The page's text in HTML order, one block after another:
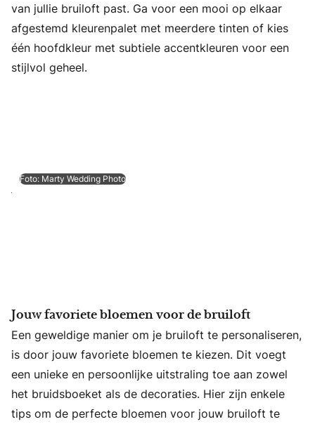
van jullie bruiloft past. Ga voor een mooi op elkaar
afgestemd kleurenpalet met meerdere tinten of kies
één hoofdkleur met subtiele accentkleuren voor een
stijlvol geheel.
Foto: Marty Wedding Photo
Jouw favoriete bloemen voor de bruiloft
Een geweldige manier om je bruiloft te personaliseren,
is door jouw favoriete bloemen te kiezen. Dit voegt
een unieke en persoonlijke uitstraling toe aan zowel
het bruidsboeket als de decoraties. Hier zijn enkele
tips om de perfecte bloemen voor jouw bruiloft te